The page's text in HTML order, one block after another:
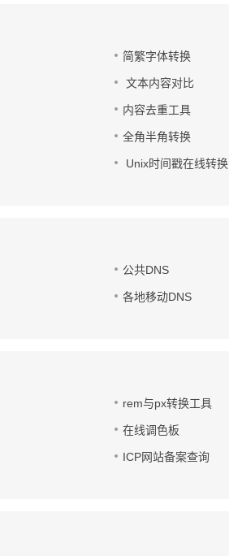
简繁字体转换
文本内容对比
内容去重工具
全角半角转换
Unix时间戳在线转换
公共DNS
各地移动DNS
rem与px转换工具
在线调色板
ICP网站备案查询